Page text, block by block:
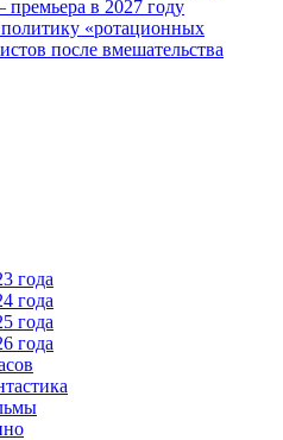
в 2027 году
«ротационных
после вмешательства
года
года
года
года